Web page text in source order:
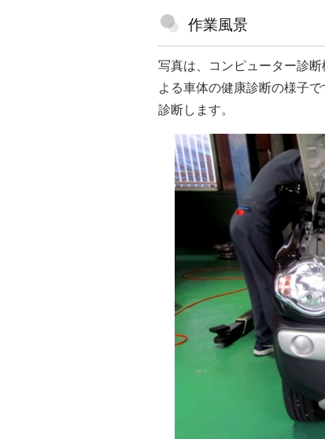
作業風景
写真は、コンピューター診
よる車体の健康診断の様子
診断します。